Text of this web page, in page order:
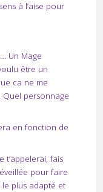
à l’aise pour
Un Mage
être un
ca ne me
Quel personnage
en fonction de
t’appelerai, fais
pour faire
plus adapté et